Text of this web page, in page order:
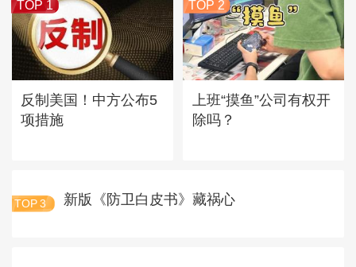
TOP 1
反制美国！中方公布5
项措施
TOP 2
上班“摸鱼”公司有权开
除吗？
TOP 3 新版《防卫白皮书》藏祸心